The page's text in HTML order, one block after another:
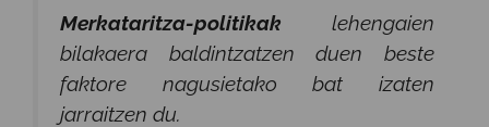
Merkataritza-politikak lehengaien
bilakaera baldintzatzen duen beste
faktore nagusietako bat izaten
jarraitzen du.